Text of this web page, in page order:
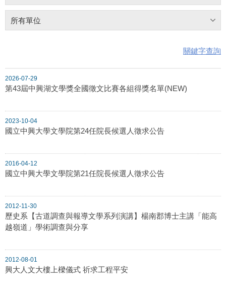
所有單位
關鍵字查詢
2026-07-29
第43屆中興湖文學獎全國徵文比賽各組得獎名單(NEW)
2023-10-04
國立中興大學文學院第24任院長候選人徵求公告
2016-04-12
國立中興大學文學院第21任院長候選人徵求公告
2012-11-30
歷史系【古道調查與報導文學系列演講】楊南郡博士主講「能高
越嶺道」學術調查與分享
2012-08-01
興大人文大樓上樑儀式 祈求工程平安